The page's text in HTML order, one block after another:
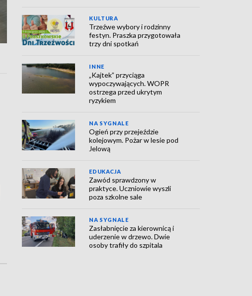
KULTURA
Trzeźwe wybory i rodzinny
festyn. Praszka przygotowała
trzy dni spotkań
INNE
„Kajtek” przyciąga
wypoczywających. WOPR
ostrzega przed ukrytym
ryzykiem
NA SYGNALE
Ogień przy przejeździe
kolejowym. Pożar w lesie pod
Jelową
EDUKACJA
Zawód sprawdzony w
praktyce. Uczniowie wyszli
poza szkolne sale
NA SYGNALE
Zasłabnięcie za kierownicą i
uderzenie w drzewo. Dwie
osoby trafiły do szpitala